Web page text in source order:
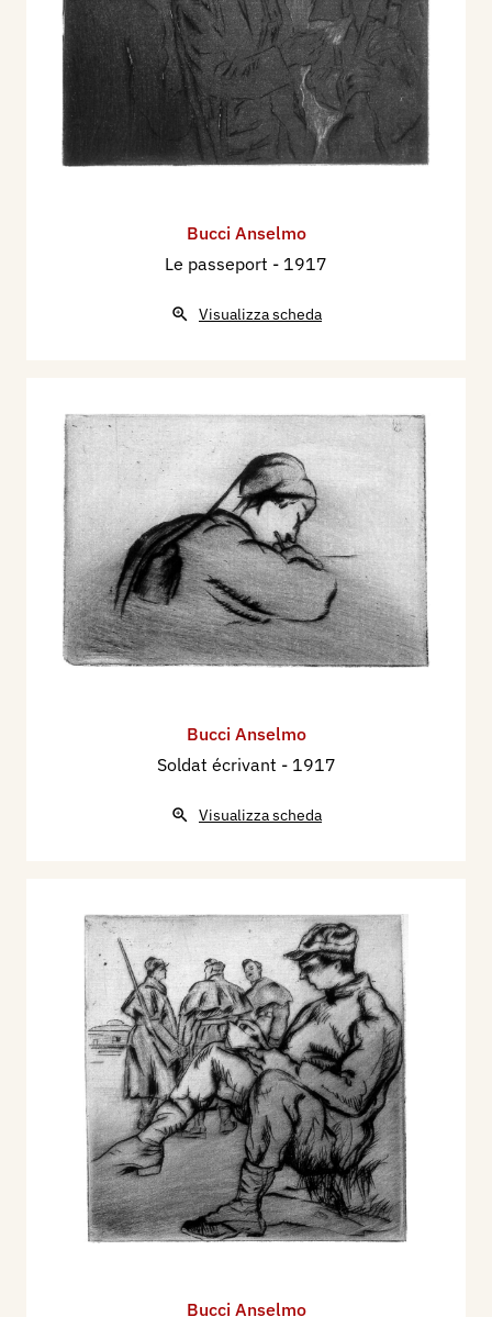
Bucci Anselmo
Le passeport - 1917
Visualizza scheda
Bucci Anselmo
Soldat écrivant - 1917
Visualizza scheda
Bucci Anselmo